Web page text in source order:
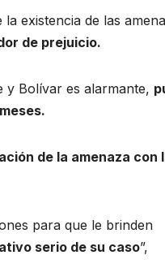
existencia de las
de prejuicio.
y Bolívar es alarmante,
de la amenaza con
para que le brinden
serio de su caso”,